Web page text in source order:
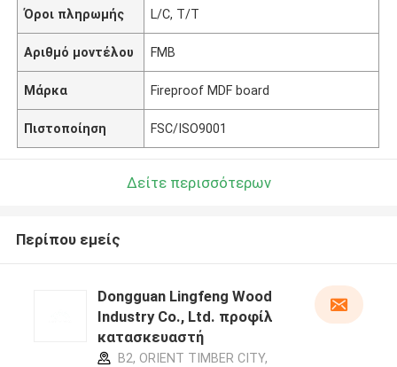
Όροι πληρωμής L/C, T/T
Αριθμό μοντέλου FMB
Μάρκα Fireproof MDF board
Πιστοποίηση FSC/ISO9001
Δείτε περισσότερων
Περίπου εμείς
Dongguan Lingfeng Wood
Industry Co., Ltd. προφίλ
κατασκευαστή
B2, ORIENT TIMBER CITY,